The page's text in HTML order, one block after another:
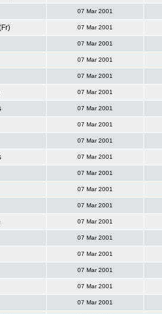
07 Mar 2001
07 Mar 2001
07 Mar 2001
07 Mar 2001
07 Mar 2001
07 Mar 2001
07 Mar 2001
07 Mar 2001
07 Mar 2001
07 Mar 2001
07 Mar 2001
07 Mar 2001
07 Mar 2001
07 Mar 2001
07 Mar 2001
07 Mar 2001
07 Mar 2001
07 Mar 2001
07 Mar 2001